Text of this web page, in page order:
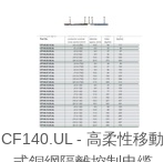
CF140.UL - 高柔性移動